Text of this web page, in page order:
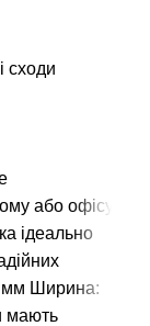
сходи
або офісу.
ідеально
мм Ширина:
мають